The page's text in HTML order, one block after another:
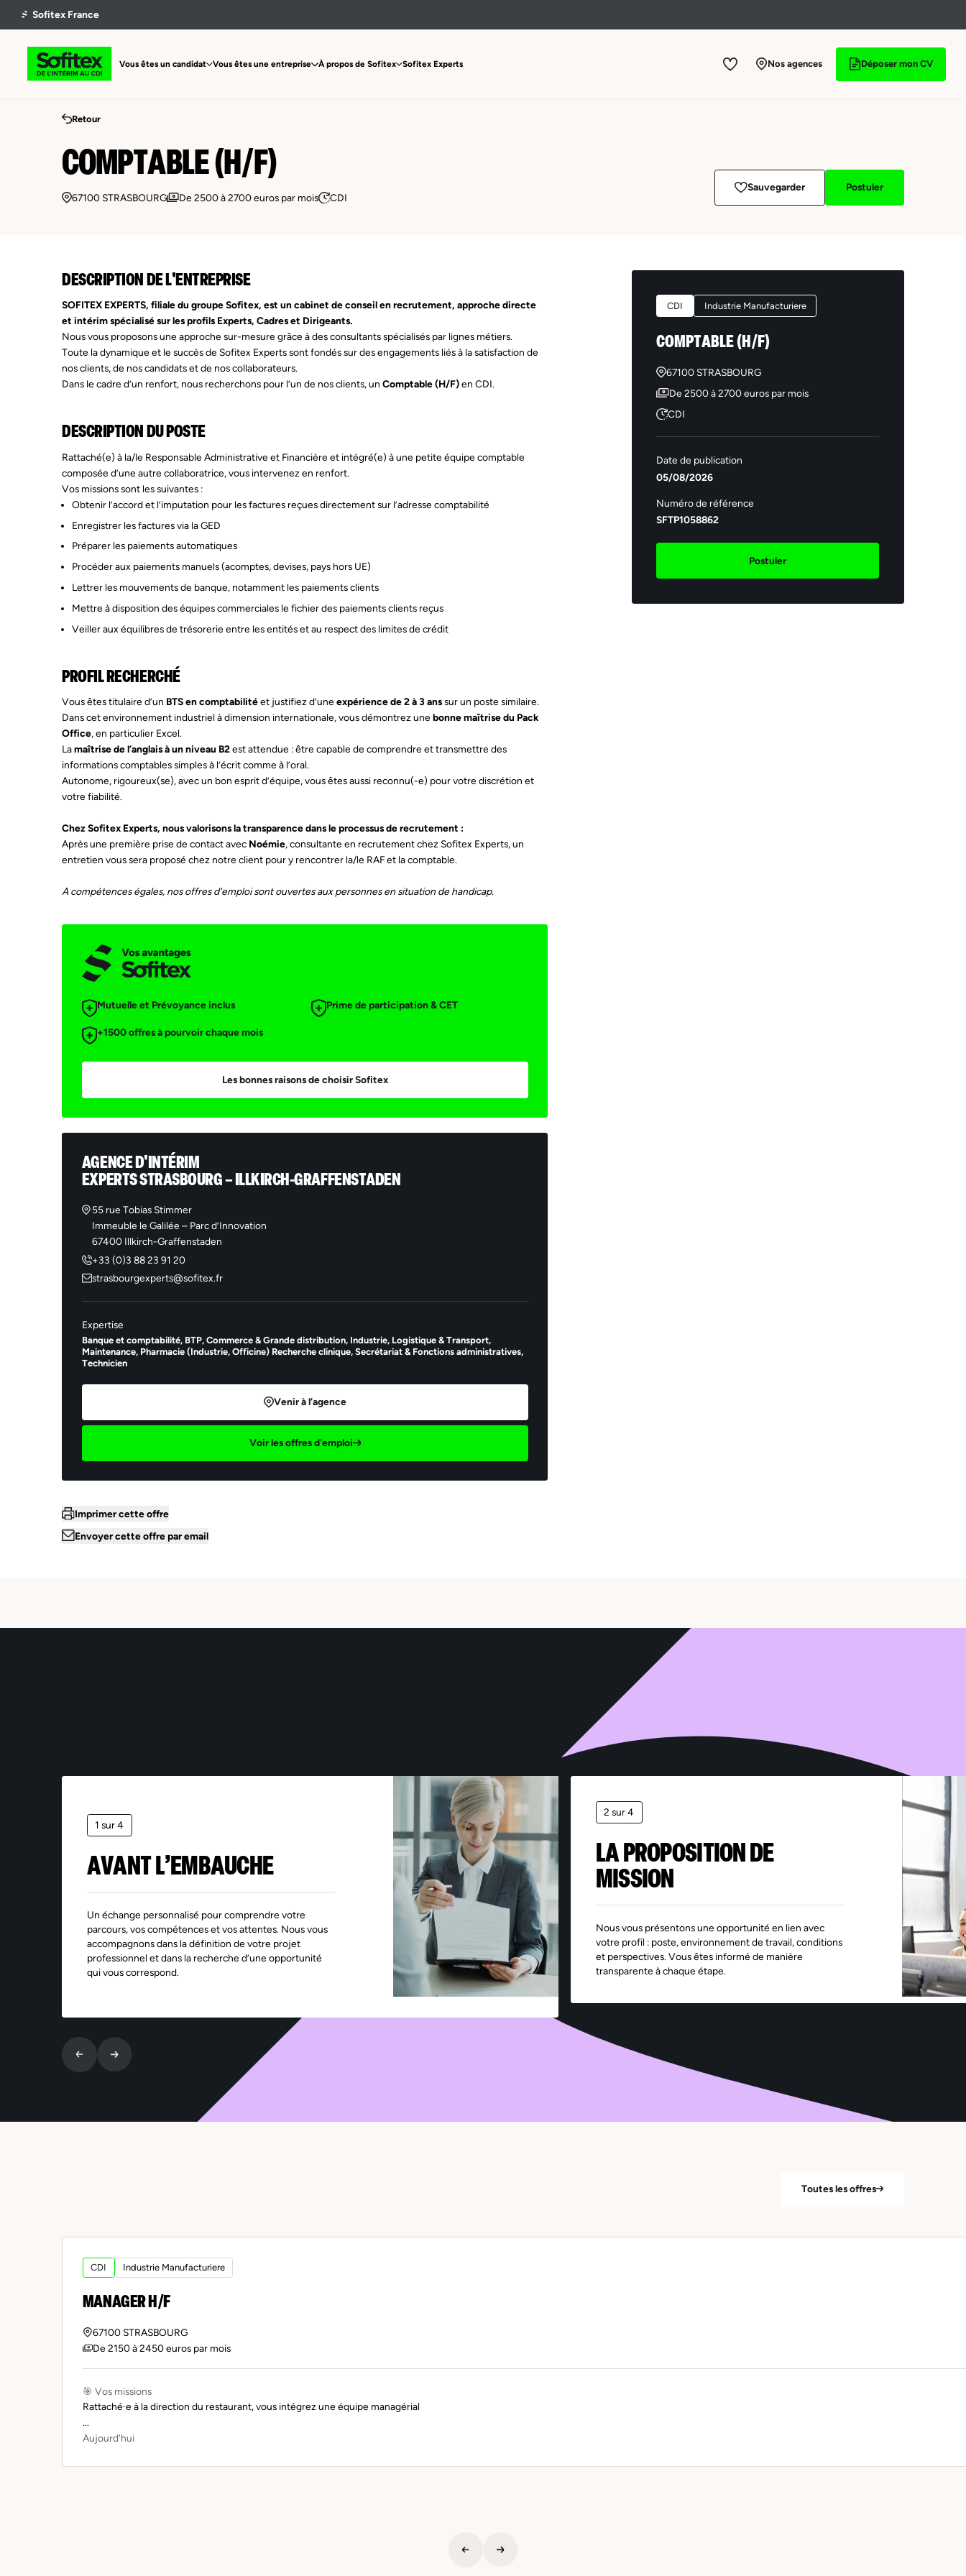
Vous êtes un candidat Vous êtes une entreprise À propos de Sofitex Sofitex Experts Nos agences Déposer mon CV
Retour
COMPTABLE (H/F)
67100 STRASBOURG De 2500 à 2700 euros par mois CDI
Sauvegarder Postuler
DESCRIPTION DE L'ENTREPRISE
SOFITEX EXPERTS, filiale du groupe Sofitex, est un cabinet de conseil en recrutement, approche directe
et intérim spécialisé sur les profils Experts, Cadres et Dirigeants.
Nous vous proposons une approche sur-mesure grâce à des consultants spécialisés par lignes métiers.
Toute la dynamique et le succès de Sofitex Experts sont fondés sur des engagements liés à la satisfaction de
nos clients, de nos candidats et de nos collaborateurs.
Dans le cadre d’un renfort, nous recherchons pour l’un de nos clients, un Comptable (H/F)en CDI.
DESCRIPTION DU POSTE
Rattaché(e) à la/le Responsable Administrative et Financière et intégré(e) à une petite équipe comptable
composée d’une autre collaboratrice, vous intervenez en renfort.
Vos missions sont les suivantes :
Obtenir l’accord et l’imputation pour les factures reçues directement sur l’adresse comptabilité
Enregistrer les factures via la GED
Préparer les paiements automatiques
Procéder aux paiements manuels (acomptes, devises, pays hors UE)
Lettrer les mouvements de banque, notamment les paiements clients
Mettre à disposition des équipes commerciales le fichier des paiements clients reçus
Veiller aux équilibres de trésorerie entre les entités et au respect des limites de crédit
PROFIL RECHERCHÉ
Vous êtes titulaire d’un BTS en comptabilitéet justifiez d’uneexpérience de 2 à 3 anssur un poste similaire.
Dans cet environnement industriel à dimension internationale, vous démontrez unebonne maîtrise du Pack
Office, en particulier Excel.
Lamaîtrise de l’anglais à un niveau B2est attendue : être capable de comprendre et transmettre des
informations comptables simples à l’écrit comme à l’oral.
Autonome, rigoureux(se), avec un bon esprit d’équipe, vous êtes aussi reconnu(-e) pour votre discrétion et
votre fiabilité.
Chez Sofitex Experts, nous valorisons la transparence dans le processus de recrutement :
Après une première prise de contact avec Noémie, consultante en recrutement chez Sofitex Experts, un
entretien vous sera proposé chez notre client pour y rencontrer la/le RAF et la comptable.
A compétences égales, nos offres d'emploi sont ouvertes aux personnes en situation de handicap.
Mutuelle et Prévoyance inclus Prime de participation & CET
+1500 offres à pourvoir chaque mois
Les bonnes raisons de choisir Sofitex
AGENCE D'INTÉRIM
EXPERTS STRASBOURG – ILLKIRCH-GRAFFENSTADEN
55 rue Tobias Stimmer
Immeuble le Galilée – Parc d’Innovation
67400 Illkirch-Graffenstaden
+33 (0)3 88 23 91 20
strasbourgexperts@sofitex.fr
Expertise
Banque et comptabilité, BTP, Commerce & Grande distribution, Industrie, Logistique & Transport,
Maintenance, Pharmacie (Industrie, Officine) Recherche clinique, Secrétariat & Fonctions administratives,
Technicien
Venir à l’agence
Voir les offres d'emploi
Imprimer cette offre
Envoyer cette offre par email
CDI Industrie Manufacturiere
COMPTABLE (H/F)
67100 STRASBOURG
De 2500 à 2700 euros par mois
CDI
Date de publication
05/08/2026
Numéro de référence
SFTP1058862
Postuler
ses éventuels sous-traitants intervenant dans le cadre de la prestation. Les données sont conservées
pendant les durées nécessaires aux finalités pour lesquelles elles sont traitées, telles que précisées
dans notre Politique de protection des données. Conformément au Règlement (UE) 2016/679 relatif à
la protection des données à caractère personnel, vous disposez d’un droit d’accès, de rectification, de
suppression et d’opposition pour motifs légitimes, en adressant votre demande accompagnée d’une
1 sur 4
AVANT L’EMBAUCHE
Un échange personnalisé pour comprendre votre
parcours, vos compétences et vos attentes. Nous vous
accompagnons dans la définition de votre projet
professionnel et dans la recherche d’une opportunité
qui vous correspond.
2 sur 4
LA PROPOSITION DE
MISSION
Nous vous présentons une opportunité en lien avec
votre profil : poste, environnement de travail, conditions
et perspectives. Vous êtes informé de manière
transparente à chaque étape.
Toutes les offres
CDI Industrie Manufacturiere
MANAGER H/F
67100 STRASBOURG
De 2150 à 2450 euros par mois
🎯 Vos missions
Rattaché·e à la direction du restaurant, vous intégrez une équipe managérial
...
Aujourd'hui